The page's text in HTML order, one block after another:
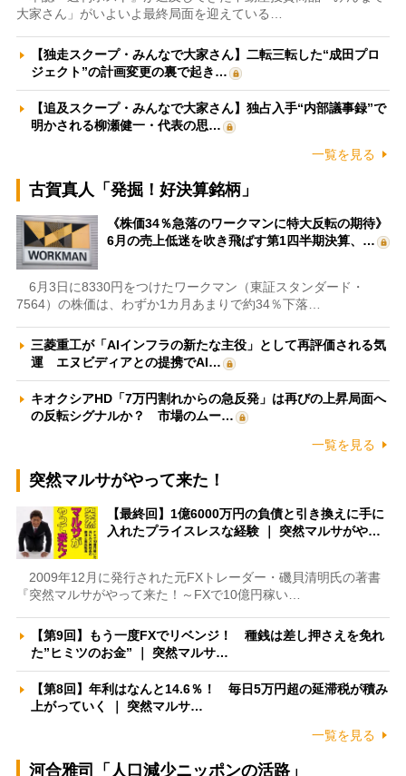
大家さん」がいよいよ最終局面を迎えている…
【独走スクープ・みんなで大家さん】二転三転した“成田プロ
ジェクト”の計画変更の裏で起き…
【追及スクープ・みんなで大家さん】独占入手“内部議事録”で
明かされる柳瀬健一・代表の思…
一覧を見る
古賀真人「発掘！好決算銘柄」
《株価34％急落のワークマンに特大反転の期待》
6月の売上低迷を吹き飛ばす第1四半期決算、…
6月3日に8330円をつけたワークマン（東証スタンダード・
7564）の株価は、わずか1カ月あまりで約34％下落…
三菱重工が「AIインフラの新たな主役」として再評価される気
運 エヌビディアとの提携でAI…
キオクシアHD「7万円割れからの急反発」は再びの上昇局面へ
の反転シグナルか？ 市場のムー…
一覧を見る
突然マルサがやって来た！
【最終回】1億6000万円の負債と引き換えに手に
入れたプライスレスな経験 ｜ 突然マルサがや…
2009年12月に発行された元FXトレーダー・磯貝清明氏の著書
『突然マルサがやって来た！～FXで10億円稼い…
【第9回】もう一度FXでリベンジ！ 種銭は差し押さえを免れ
た”ヒミツのお金” ｜ 突然マルサ…
【第8回】年利はなんと14.6％！ 毎日5万円超の延滞税が積み
上がっていく ｜ 突然マルサ…
一覧を見る
河合雅司「人口減少ニッポンの活路」